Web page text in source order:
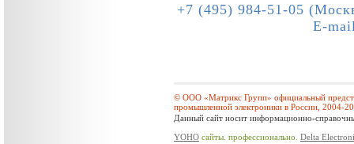
+7 (495) 984-51-05
E-
© ООО «Матрикс Групп» официальный
промышленной электроники в России, 2004-
Данный сайт носит информационно-
YOHO сайты. профессионально. Delta